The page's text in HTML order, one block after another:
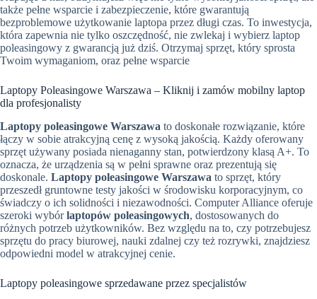
także pełne wsparcie i zabezpieczenie, które gwarantują
bezproblemowe użytkowanie laptopa przez długi czas. To inwestycja,
która zapewnia nie tylko oszczędność, nie zwlekaj i wybierz laptop
poleasingowy z gwarancją już dziś. Otrzymaj sprzęt, który sprosta
Twoim wymaganiom, oraz pełne wsparcie
Laptopy Poleasingowe Warszawa – Kliknij i zamów mobilny laptop
dla profesjonalisty
Laptopy poleasingowe Warszawa to doskonałe rozwiązanie, które
łączy w sobie atrakcyjną cenę z wysoką jakością. Każdy oferowany
sprzęt używany posiada nienaganny stan, potwierdzony klasą A+. To
oznacza, że urządzenia są w pełni sprawne oraz prezentują się
doskonale. Laptopy poleasingowe Warszawa to sprzęt, który
przeszedł gruntowne testy jakości w środowisku korporacyjnym, co
świadczy o ich solidności i niezawodności. Computer Alliance oferuje
szeroki wybórlaptopów poleasingowych, dostosowanych do
różnych potrzeb użytkowników. Bez względu na to, czy potrzebujesz
sprzętu do pracy biurowej, nauki zdalnej czy też rozrywki, znajdziesz
odpowiedni model w atrakcyjnej cenie.
Laptopy poleasingowe sprzedawane przez specjalistów